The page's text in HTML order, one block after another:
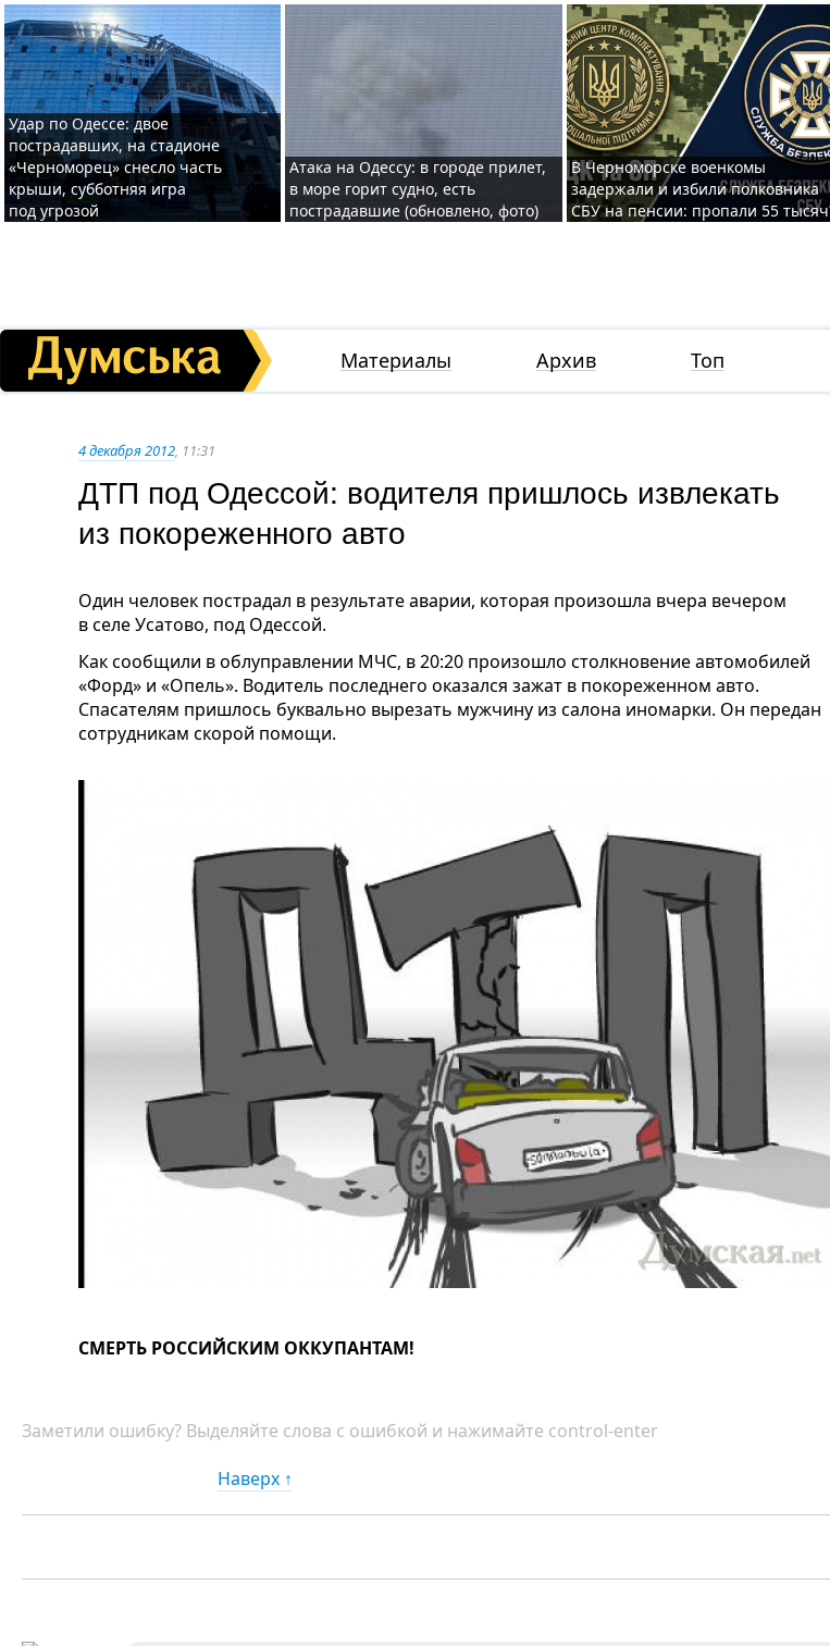
Удар по Одессе: двое
пострадавших, на стадионе
«Черноморец» снесло часть
крыши, субботняя игра
под угрозой
Атака на Одессу: в городе прилет,
в море горит судно, есть
пострадавшие (обновлено, фото)
В Черноморске военкомы
задержали и избили полковника
СБУ на пенсии: пропали 55
Материалы Архив Топ
4 декабря 2012, 11:31
ДТП под Одессой: водителя пришлось извлекать
из покореженного авто
Один человек пострадал в результате аварии, которая произошла вчера вечером
в селе Усатово, под Одессой.
Как сообщили в облуправлении МЧС, в 20:20 произошло столкновение автомобилей
«Форд» и «Опель». Водитель последнего оказался зажат в покореженном авто.
Спасателям пришлось буквально вырезать мужчину из салона иномарки. Он передан
сотрудникам скорой помощи.
СМЕРТЬ РОССИЙСКИМ ОККУПАНТАМ!
Заметили ошибку? Выделяйте слова с ошибкой и нажимайте control-enter
Наверх ↑